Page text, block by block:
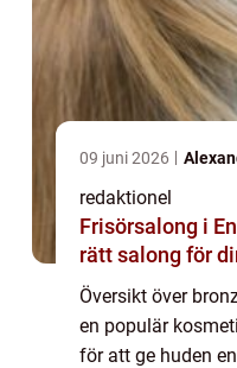
09 juni 2026
redaktionel
Frisörsalong i
rätt salong för
Översikt över
en populär
för att ge huden